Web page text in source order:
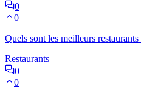
0
0
Quels sont les meilleurs
Restaurants
0
0